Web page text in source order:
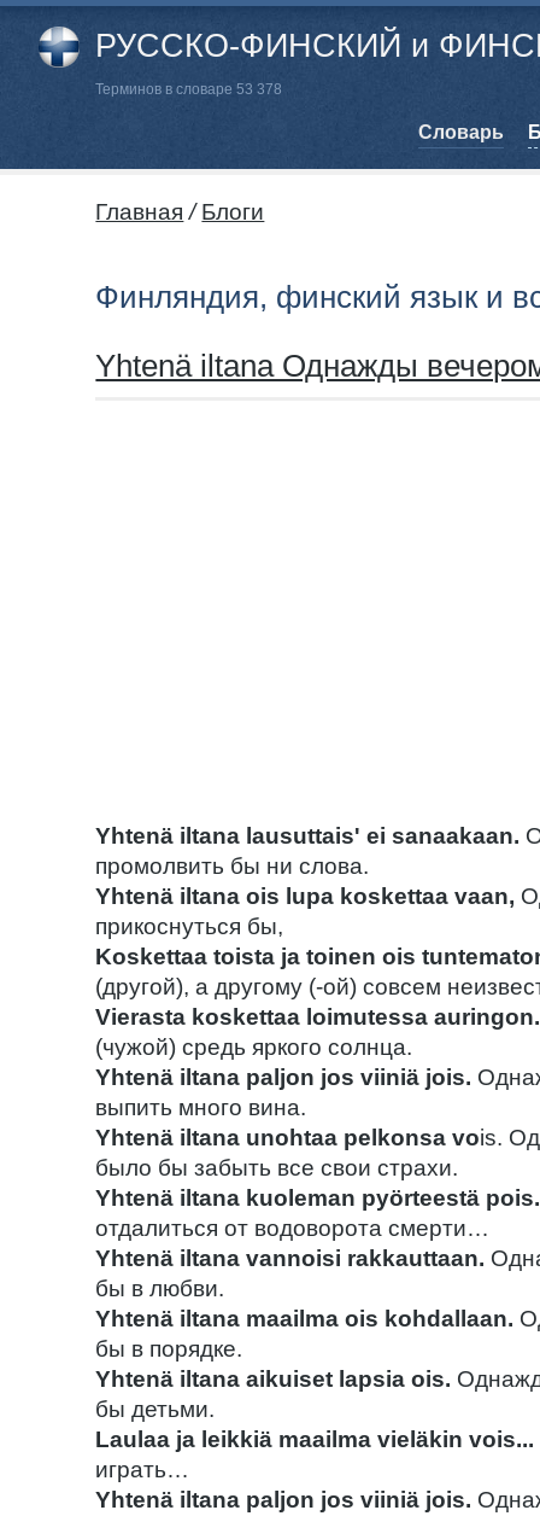
РУССКО-ФИНСКИЙ и
Терминов в словаре 53 378
Cловарь
Главная / Блоги
Финляндия, финский язык и
Yhtenä iltana Однажды
Yhtenä iltana lausuttais' ei sanaakaan.
промолвить бы ни слова.
Yhtenä iltana ois lupa koskettaa vaan,
прикоснуться бы,
Koskettaa toista ja toinen ois
(другой), а другому (-ой) совсем
Vierasta koskettaa loimutessa auringon.
(чужой) средь яркого солнца.
Yhtenä iltana paljon jos viiniä jois.
выпить много вина.
Yhtenä iltana unohtaa pelkonsa vois.
было бы забыть все свои страхи.
Yhtenä iltana kuoleman pyörteestä
отдалиться от водоворота смерти…
Yhtenä iltana vannoisi rakkauttaan.
бы в любви.
Yhtenä iltana maailma ois kohdallaan.
бы в порядке.
Yhtenä iltana aikuiset lapsia ois.
бы детьми.
Laulaa ja leikkiä maailma vieläkin vois...
играть…
Yhtenä iltana paljon jos viiniä jois.